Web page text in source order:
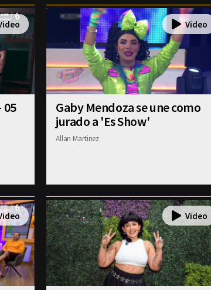
05
Gaby Mendoza se une como
jurado a 'Es Show'
Allan Martinez